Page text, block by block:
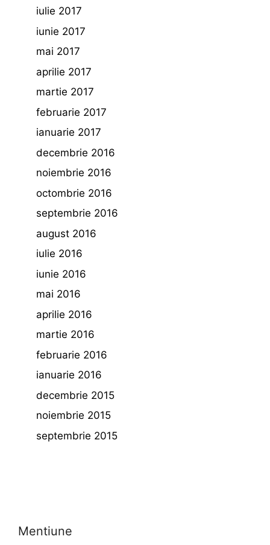
iulie 2017
iunie 2017
mai 2017
aprilie 2017
martie 2017
februarie 2017
ianuarie 2017
decembrie 2016
noiembrie 2016
octombrie 2016
septembrie 2016
august 2016
iulie 2016
iunie 2016
mai 2016
aprilie 2016
martie 2016
februarie 2016
ianuarie 2016
decembrie 2015
noiembrie 2015
septembrie 2015
Mentiune